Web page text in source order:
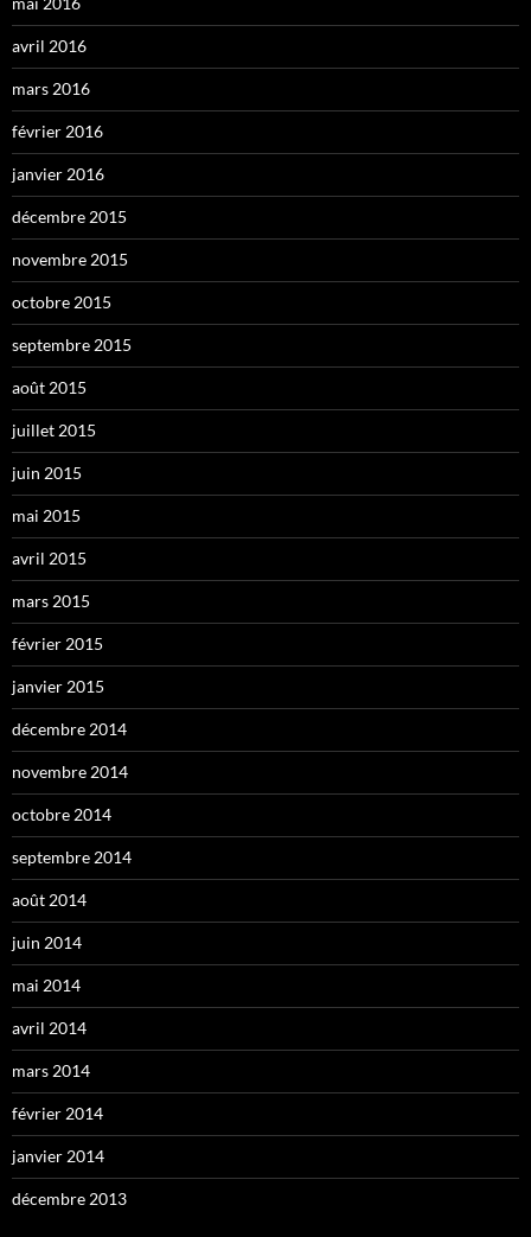
avril 2016
mars 2016
février 2016
janvier 2016
décembre 2015
novembre 2015
octobre 2015
septembre 2015
août 2015
juillet 2015
juin 2015
mai 2015
avril 2015
mars 2015
février 2015
janvier 2015
décembre 2014
novembre 2014
octobre 2014
septembre 2014
août 2014
juin 2014
mai 2014
avril 2014
mars 2014
février 2014
janvier 2014
décembre 2013